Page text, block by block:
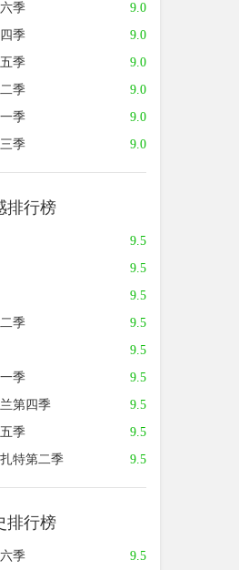
足球教练第四季
9.0
9.0
季
9.0
季
9.0
季
9.0
季
9.0
季
9.0
季
排行榜
9.5
9.5
9.5
9.5
季
9.5
9.5
季
9.5
第四季
9.5
季
9.5
特第二季
排行榜
9.5
季